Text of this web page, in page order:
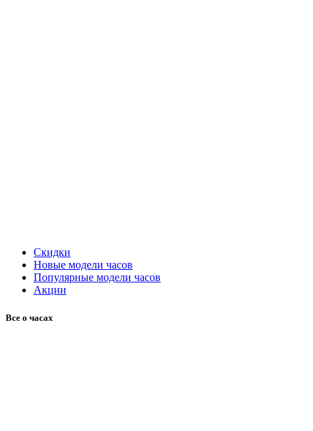
Скидки
Новые модели часов
Популярные модели часов
Акции
Все о часах